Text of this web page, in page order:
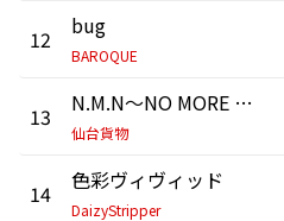
12 bug
BAROQUE
13 N.M.N～NO MORE NAYAMIMUYOU～
仙台貨物
14 色彩ヴィヴィッド
DaizyStripper